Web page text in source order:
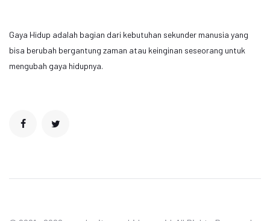
Gaya Hidup adalah bagian dari kebutuhan sekunder manusia yang
bisa berubah bergantung zaman atau keinginan seseorang untuk
mengubah gaya hidupnya.